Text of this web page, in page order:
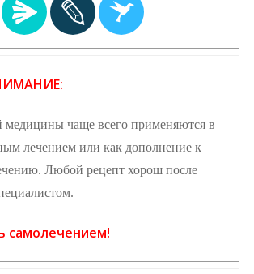
медицины чаще всего применяются в
лечением или как дополнение к
Любой рецепт хорош после
самолечением!